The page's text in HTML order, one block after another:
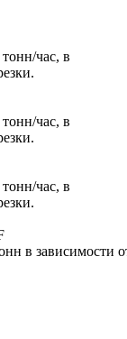
час, в
час, в
час, в
в зависимости